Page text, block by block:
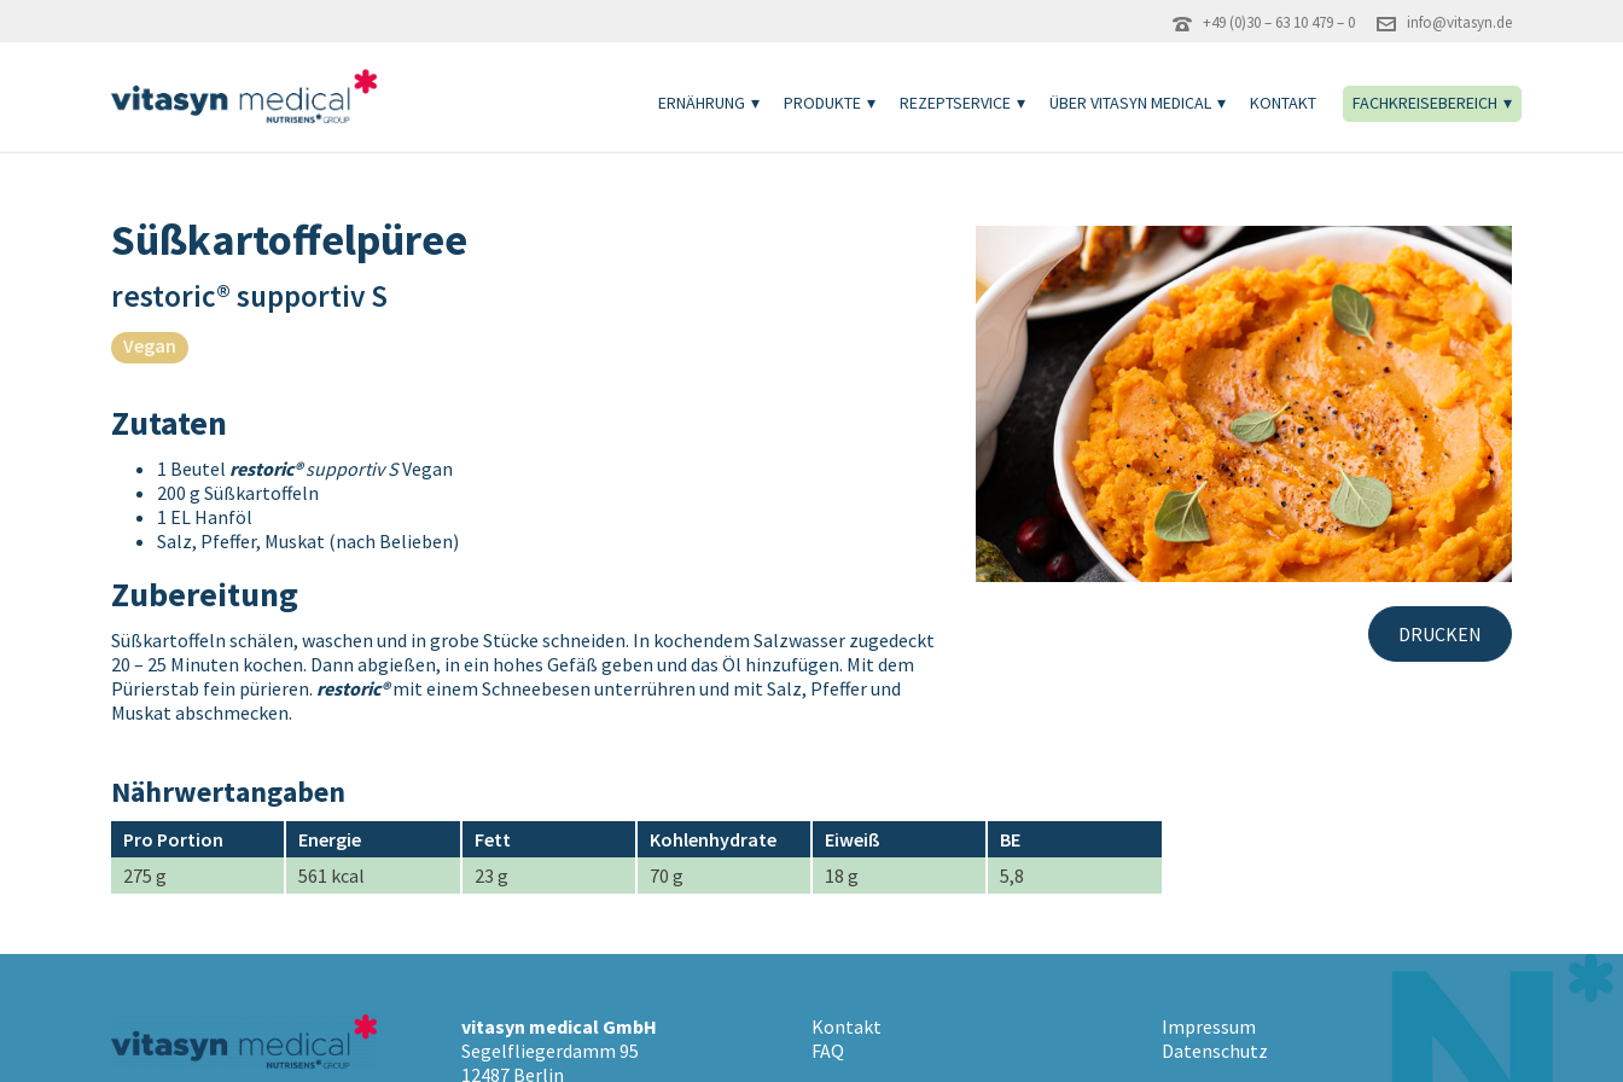
+49 (0)30 – 63 10 479 – 0 info@vitasyn.de
ERNÄHRUNG PRODUKTE REZEPTSERVICE ÜBER VITASYN MEDICAL KONTAKT FACHKREISEBEREICH
Süßkartoffelpüree
restoric® supportiv S
Vegan
Zutaten
1 Beutel restoric®supportiv SVegan
200 g Süßkartoffeln
1 EL Hanföl
Salz, Pfeffer, Muskat (nach Belieben)
Zubereitung
Süßkartoffeln schälen, waschen und in grobe Stücke schneiden. In kochendem Salzwasser zugedeckt
20 – 25 Minuten kochen. Dann abgießen, in ein hohes Gefäß geben und das Öl hinzufügen. Mit dem
Pürierstab fein pürieren. restoric® mit einem Schneebesen unterrühren und mit Salz, Pfeffer und
Muskat abschmecken.
DRUCKEN
Nährwertangaben
Pro Portion
275 g
Energie
561 kcal
Fett
23 g
Kohlenhydrate
70 g
Eiweiß
18 g
BE
5,8
vitasyn medical GmbH
Segelfliegerdamm 95
12487 Berlin
Kontakt
FAQ
Impressum
Datenschutz